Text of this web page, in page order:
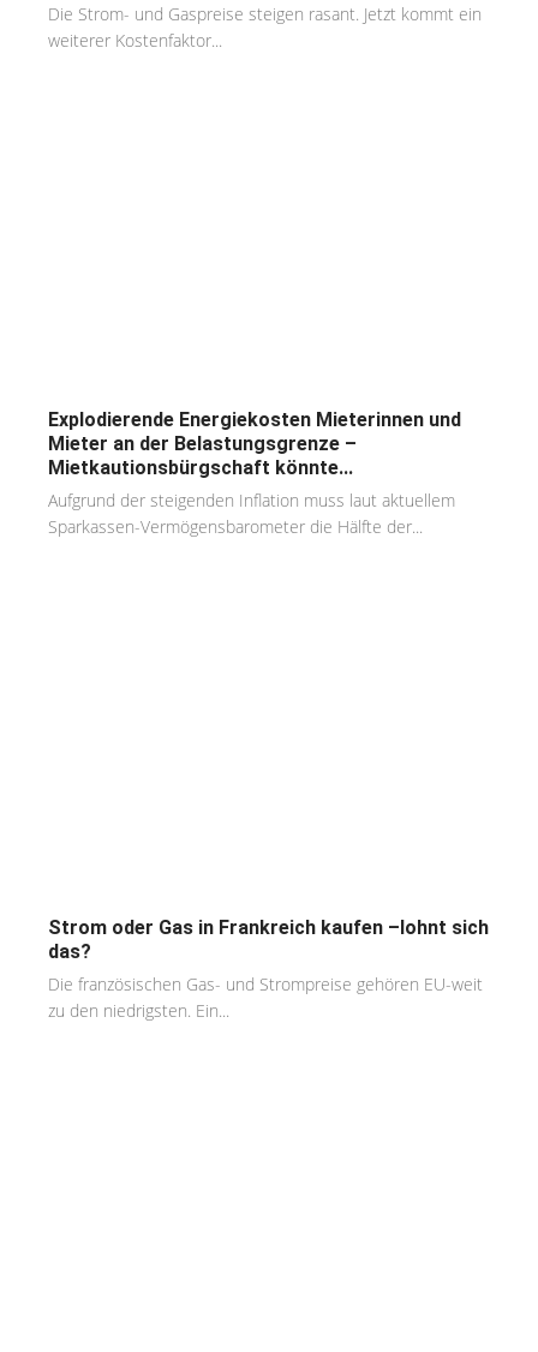
Die Strom- und Gaspreise steigen rasant. Jetzt kommt ein
weiterer Kostenfaktor...
Explodierende Energiekosten Mieterinnen und
Mieter an der Belastungsgrenze –
Mietkautionsbürgschaft könnte...
Aufgrund der steigenden Inflation muss laut aktuellem
Sparkassen-Vermögensbarometer die Hälfte der...
Strom oder Gas in Frankreich kaufen –lohnt sich
das?
Die französischen Gas- und Strompreise gehören EU-weit
zu den niedrigsten. Ein...